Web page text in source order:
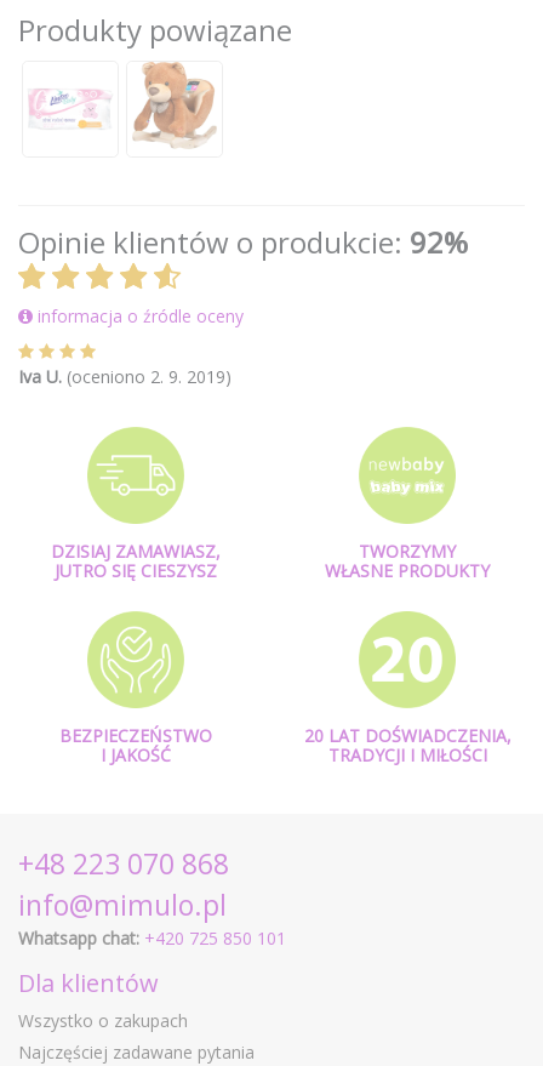
Produkty powiązane
Opinie klientów o produkcie: 92%
informacja o źródle oceny
Iva U. (oceniono 2. 9. 2019)
DZISIAJ ZAMAWIASZ,
JUTRO SIĘ CIESZYSZ
TWORZYMY
WŁASNE PRODUKTY
BEZPIECZEŃSTWO
I JAKOŚĆ
20 LAT DOŚWIADCZENIA,
TRADYCJI I MIŁOŚCI
+48 223 070 868
info@mimulo.pl
Whatsapp chat: +420 725 850 101
Dla klientów
Wszystko o zakupach
Najczęściej zadawane pytania